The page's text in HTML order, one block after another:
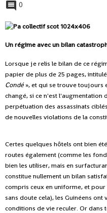
0
Un régime avec un bilan
Lorsque je relis le bilan de ce
papier de plus de 25 pages,
Condé», et qui se trouve toujours
changé, si ce n'est l'augmentation
perpétuation des assassinats
de nouvelles violations de la
Certes quelques hôtels ont bien
routes également (comme les
bien les utiliser, mais en
constitue nullement un bilan
compris ceux en uniforme, et
sans doute cela), les Guinéens
conditions de vie reculer. Or dans